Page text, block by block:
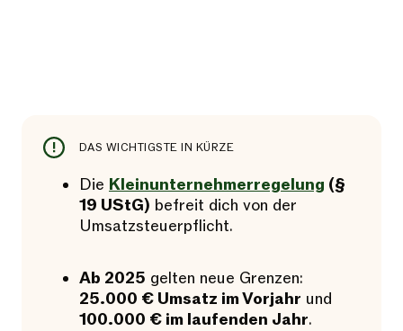
DAS WICHTIGSTE IN KÜRZE
Die Kleinunternehmerregelung (§
19 UStG) befreit dich von der
Umsatzsteuerpflicht.
Ab 2025 gelten neue Grenzen:
25.000 € Umsatz im Vorjahr und
100.000 € im laufenden Jahr.